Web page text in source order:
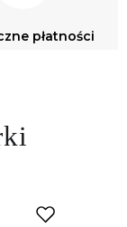
płatności